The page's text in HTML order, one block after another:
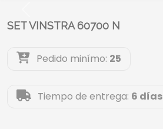
SET VINSTRA 60700 N
Pedido minímo: 25
Tiempo de entrega: 6 días